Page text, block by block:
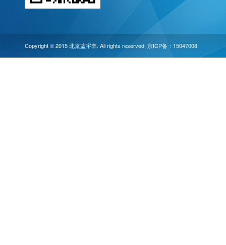
Copyright © 2015 北京蓝宇丰. All rights reserved. 京ICP备：15047008